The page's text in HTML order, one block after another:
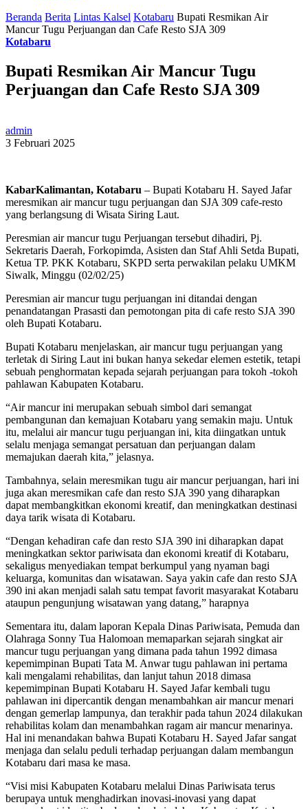
Beranda Berita Lintas Kalsel Kotabaru Bupati Resmikan Air
Mancur Tugu Perjuangan dan Cafe Resto SJA 309
Kotabaru
Bupati Resmikan Air Mancur Tugu
Perjuangan dan Cafe Resto SJA 309
admin
3 Februari 2025
KabarKalimantan, Kotabaru – Bupati Kotabaru H. Sayed Jafar
meresmikan air mancur tugu perjuangan dan SJA 309 cafe-resto
yang berlangsung di Wisata Siring Laut.
Peresmian air mancur tugu Perjuangan tersebut dihadiri, Pj.
Sekretaris Daerah, Forkopimda, Asisten dan Staf Ahli Setda Bupati,
Ketua TP. PKK Kotabaru, SKPD serta perwakilan pelaku UMKM
Siwalk, Minggu (02/02/25)
Peresmian air mancur tugu perjuangan ini ditandai dengan
penandatangan Prasasti dan pemotongan pita di cafe resto SJA 390
oleh Bupati Kotabaru.
Bupati Kotabaru menjelaskan, air mancur tugu perjuangan yang
terletak di Siring Laut ini bukan hanya sekedar elemen estetik, tetapi
sebuah penghormatan kepada sejarah perjuangan para tokoh -tokoh
pahlawan Kabupaten Kotabaru.
“Air mancur ini merupakan sebuah simbol dari semangat
pembangunan dan kemajuan Kotabaru yang semakin maju. Untuk
itu, melalui air mancur tugu perjuangan ini, kita diingatkan untuk
selalu menjaga semangat persatuan dan perjuangan dalam
memajukan daerah kita,” jelasnya.
Tambahnya, selain meresmikan tugu air mancur perjuangan, hari ini
juga akan meresmikan cafe dan resto SJA 390 yang diharapkan
dapat membangkitkan ekonomi kreatif, dan meningkatkan destinasi
daya tarik wisata di Kotabaru.
“Dengan kehadiran cafe dan resto SJA 390 ini diharapkan dapat
meningkatkan sektor pariwisata dan ekonomi kreatif di Kotabaru,
sekaligus menyediakan tempat berkumpul yang nyaman bagi
keluarga, komunitas dan wisatawan. Saya yakin cafe dan resto SJA
390 ini akan menjadi salah satu tempat favorit masyarakat Kotabaru
ataupun pengunjung wisatawan yang datang,” harapnya
Sementara itu, dalam laporan Kepala Dinas Pariwisata, Pemuda dan
Olahraga Sonny Tua Halomoan memaparkan sejarah singkat air
mancur tugu perjuangan yang dimana pada tahun 1992 dimasa
kepemimpinan Bupati Tata M. Anwar tugu pahlawan ini pertama
kali mengalami rehabilitas, dan lanjut tahun 2018 dimasa
kepemimpinan Bupati Kotabaru H. Sayed Jafar kembali tugu
pahlawan ini dipercantik dengan menambahkan air mancur menari
dengan gemerlap lampunya, dan terakhir pada tahun 2024 dilakukan
rehabilitas kolam dan menambahkan ragam air mancur menarinya.
Hal ini menandakan bahwa Bupati Kotabaru H. Sayed Jafar sangat
menjaga dan selalu peduli terhadap perjuangan dalam membangun
Kotabaru dari masa ke masa.
“Visi misi Kabupaten Kotabaru melalui Dinas Pariwisata terus
berupaya untuk menghadirkan inovasi-inovasi yang dapat